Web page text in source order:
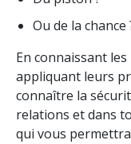
Ou de la chance
En connaissant
appliquant leurs
connaître la
relations et dans
qui vous